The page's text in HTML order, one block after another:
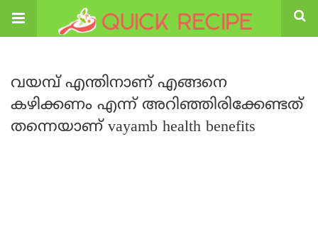
വയമ്പ് എന്തിനാണ് എങ്ങനെ
കഴിക്കണം എന്ന് അറിഞ്ഞിരിക്കേണ്ടത്
തന്നെയാണ് vayamb health benefits